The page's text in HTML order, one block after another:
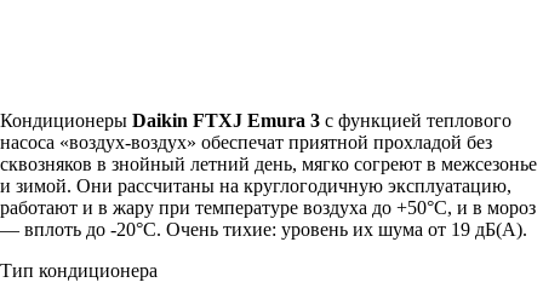
Кондиционеры Daikin FTXJ Emura 3 с функцией теплового
насоса «воздух-воздух» обеспечат приятной прохладой без
сквозняков в знойный летний день, мягко согреют в межсезонье
и зимой. Они рассчитаны на круглогодичную эксплуатацию,
работают и в жару при температуре воздуха до +50°С, и в мороз
— вплоть до -20°С. Очень тихие: уровень их шума от 19 дБ(А).
Тип кондиционера